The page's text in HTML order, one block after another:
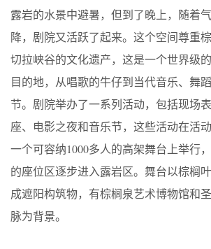
露岩的水景中避暑，但到了晚上，随着
降，剧院又活跃了起来。这个空间尊重
切拉峡谷的文化遗产，这是一个世界级
目的地，从唱歌的牛仔到当代音乐、舞
节。剧院举办了一系列活动，包括现场
座、电影之夜和音乐节，这些活动在活
一个可容纳1000多人的高架舞台上举行
的座位区逐步进入露岩区。舞台以棕榈
成遮阳构筑物，有棕榈泉艺术博物馆和
脉为背景。